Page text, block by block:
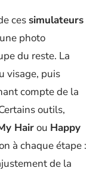
ces simulateurs
photo
du reste. La
visage, puis
compte de la
outils,
Hairou Happy
à chaque étape :
de la